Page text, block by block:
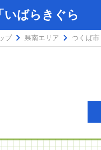
いばらきぐら
プ 県南エリア つくば市